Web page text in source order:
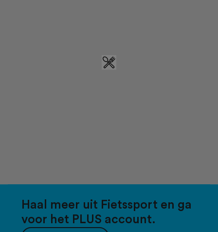
Haal meer uit Fietssport en ga
voor het PLUS account.